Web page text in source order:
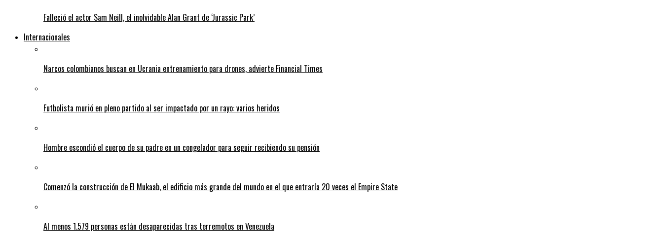
Falleció el actor Sam Neill, el inolvidable Alan Grant de ‘Jurassic Park’
Internacionales
Narcos colombianos buscan en Ucrania entrenamiento para drones, advierte Financial Times
Futbolista murió en pleno partido al ser impactado por un rayo: varios heridos
Hombre escondió el cuerpo de su padre en un congelador para seguir recibiendo su pensión
Comenzó la construcción de El Mukaab, el edificio más grande del mundo en el que entraría 20 veces el Empire State
Al menos 1.579 personas están desaparecidas tras terremotos en Venezuela